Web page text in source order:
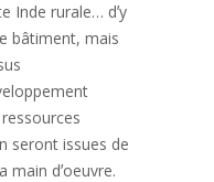
Inde rurale… dʼy
bâtiment, mais
seront issues de
main dʼoeuvre.